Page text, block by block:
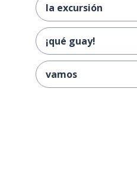
la excursión
¡qué guay!
vamos